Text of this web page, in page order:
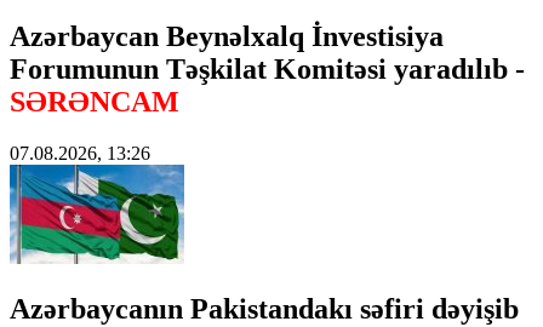
Azərbaycan Beynəlxalq İnvestisiya
Forumunun Təşkilat Komitəsi yaradılıb -
SƏRƏNCAM
07.08.2026, 13:26
Azərbaycanın Pakistandakı səfiri dəyişib